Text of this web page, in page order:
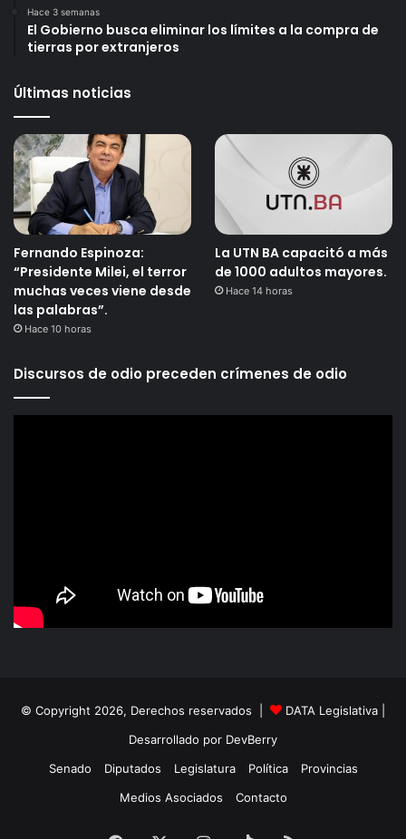
Hace 3 semanas
El Gobierno busca eliminar los límites a la compra de
tierras por extranjeros
Últimas noticias
Fernando Espinoza:
“Presidente Milei, el terror
muchas veces viene desde
las palabras”.
Hace 10 horas
La UTN BA capacitó a más
de 1000 adultos mayores.
Hace 14 horas
Discursos de odio preceden crímenes de odio
© Copyright 2026, Derechos reservados | DATA Legislativa
Desarrollado por DevBerry
Senado
Diputados Legislatura Política
Provincias
Medios Asociados
Contacto